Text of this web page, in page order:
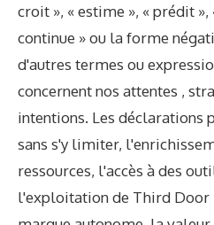
croit », « estime », « prédit
continue » ou la forme
d'autres termes ou
concernent nos attentes ,
intentions. Les déclarations
sans s'y limiter,
ressources, l'accès à des
l'exploitation de Third Door